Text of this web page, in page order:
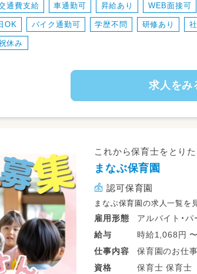
＜スケジュー
07:15～登園
12:30～午睡(
15:00～自発
通費支給 車通勤可 昇給あり WEB面接可
OK バイク通勤可 学歴不問 研修あり
休み
求人をみ
これから保育士をとり
まなぶ保育園
認可保育園
まなぶ保育園の求人一覧を
雇用形態
アルバイト・パ
給与
時給1,068円
仕事内容
保育園のお仕
＿＿＿＿＿＿
資格
保育士 保育士